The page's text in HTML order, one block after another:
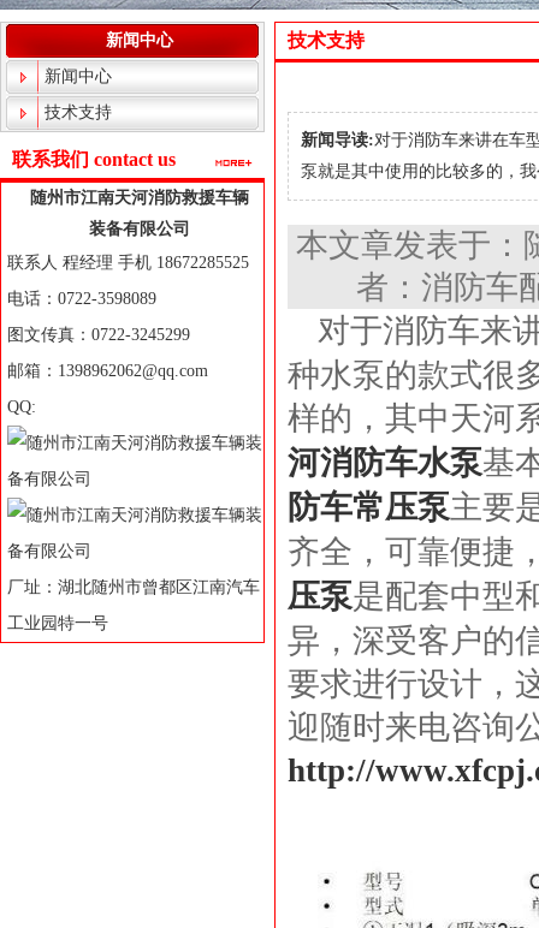
新闻中心
新闻中心
技术支持
联系我们 contact us
随州市江南天河消防救援车辆
装备有限公司
联系人 程经理 手机 18672285525
电话：0722-3598089
图文传真：0722-3245299
邮箱：1398962062@qq.com
QQ:
厂址：湖北随州市曾都区江南汽车
工业园特一号
技术支持
新闻导读:对于消防车来讲在车
泵就是其中使用的比较多的，
本文章发表于
者：消防车
对于消防车来
种水泵的款式很
样的，其中天河
河消防车水泵基
防车常压泵主要
齐全，可靠便捷
压泵是配套中型
异，深受客户的
要求进行设计，
迎随时来电咨询
http://